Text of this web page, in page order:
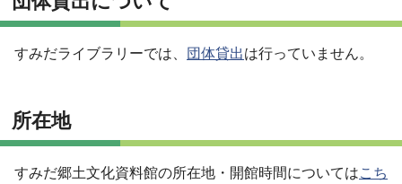
すみだライブラリーでは、 団体貸出は行っていません。
所在地
すみだ郷土文化資料館の所在地・開館時間についてはこち